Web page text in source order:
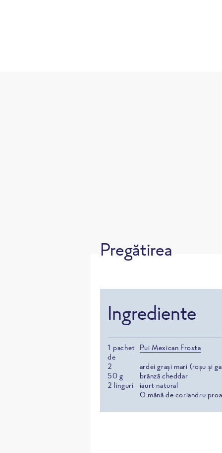
Pregătirea
Ingrediente
1 pachet
de
Pui Mexican Frosta
2
ardei grași mari (roșu și
50 g
brânză cheddar
2 linguri
iaurt natural
O mână de coriandru